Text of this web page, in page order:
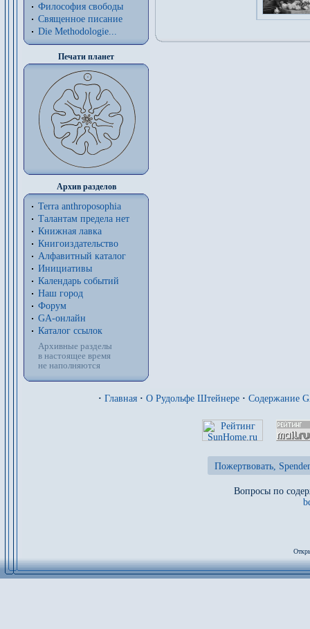
Философия cвободы
Священное писание
Die Methodologie...
Печати планет
Архив разделов
Terra anthroposophia
Талантам предела нет
Книжная лавка
Книгоиздательство
Алфавитный каталог
Инициативы
Календарь событий
Наш город
Форум
GA-онлайн
Каталог ссылок
Архивные разделы
в настоящее время
не наполняются
· Главная · О Рудольфе Штейнере · Содержание
Пожертвовать,
Вопросы по